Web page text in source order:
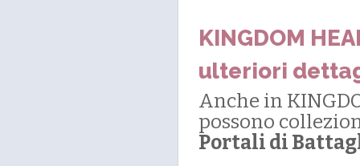
KINGDOM
ulteriori
Anche in
possono
Portali di